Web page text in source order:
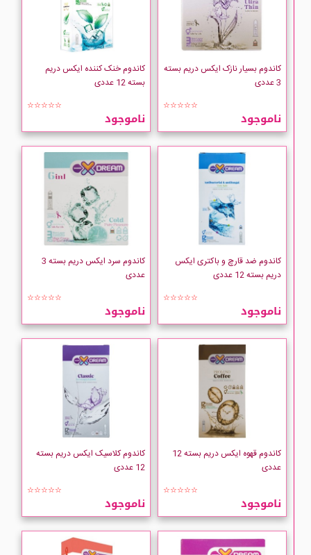
کاندوم بسیار نازک ایکس دریم بسته
3 عددی
☆☆☆☆☆
ناموجود
کاندوم خنک کننده ایکس دریم
بسته 12 عددی
☆☆☆☆☆
ناموجود
کاندوم ضد قارچ و باکتری ایکس
دریم بسته 12 عددی
☆☆☆☆☆
ناموجود
کاندوم سرد ایکس دریم بسته 3
عددی
☆☆☆☆☆
ناموجود
کاندوم قهوه ایکس دریم بسته 12
عددی
☆☆☆☆☆
ناموجود
کاندوم کلاسیک ایکس دریم بسته
12 عددی
☆☆☆☆☆
ناموجود